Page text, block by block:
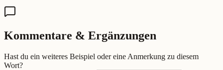
Kommentare & Ergänzungen
Hast du ein weiteres Beispiel oder eine Anmerkung zu diesem
Wort?